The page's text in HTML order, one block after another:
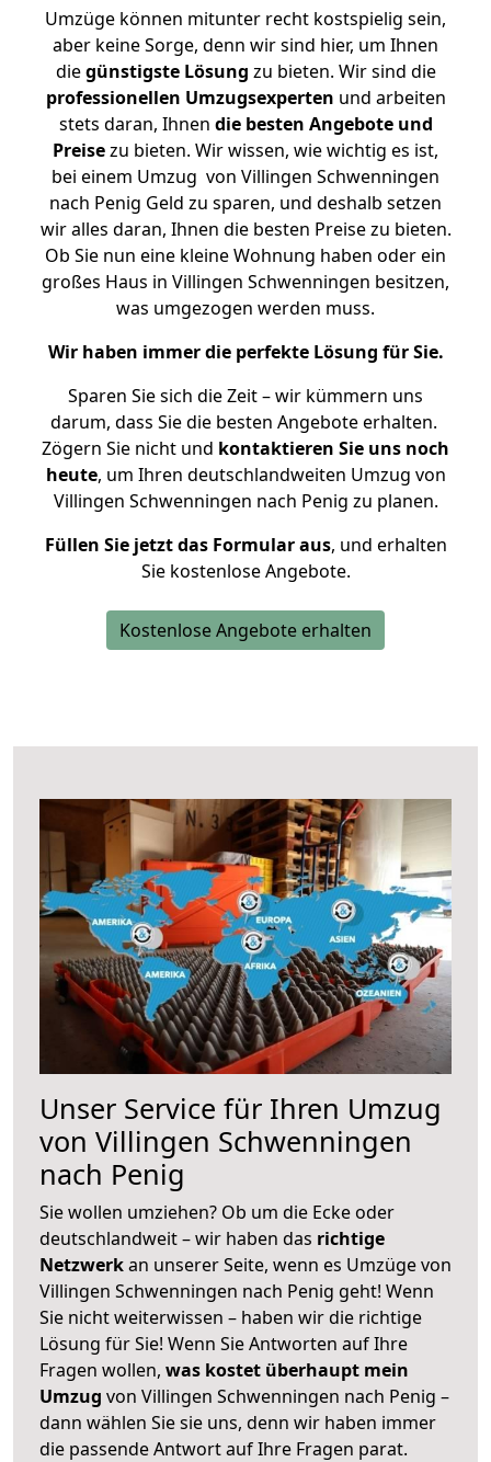
Umzüge können mitunter recht kostspielig sein,
aber keine Sorge, denn wir sind hier, um Ihnen
diegünstigste Lösung zu bieten. Wir sind die
professionellen Umzugsexperten und arbeiten
stets daran, Ihnen die besten Angebote und
Preisezu bieten. Wir wissen, wie wichtig es ist,
bei einem Umzug von Villingen Schwenningen
nach Penig Geld zu sparen, und deshalb setzen
wir alles daran, Ihnen die besten Preise zu bieten.
Ob Sie nun eine kleine Wohnung haben oder ein
großes Haus in Villingen Schwenningen besitzen,
was umgezogen werden muss.
Wir haben immer die perfekte Lösung für Sie.
Sparen Sie sich die Zeit – wir kümmern uns
darum, dass Sie die besten Angebote erhalten.
Zögern Sie nicht und kontaktieren Sie uns noch
heute, um Ihren deutschlandweiten Umzug von
Villingen Schwenningen nach Penig zu planen.
Füllen Sie jetzt das Formular aus, und erhalten
Sie kostenlose Angebote.
Kostenlose Angebote erhalten
Unser Service für Ihren Umzug
von Villingen Schwenningen
nach Penig
Sie wollen umziehen? Ob um die Ecke oder
deutschlandweit – wir haben das richtige
Netzwerkan unserer Seite, wenn es Umzüge von
Villingen Schwenningen nach Penig geht! Wenn
Sie nicht weiterwissen – haben wir die richtige
Lösung für Sie! Wenn Sie Antworten auf Ihre
Fragen wollen, was kostet überhaupt mein
Umzug von Villingen Schwenningen nach Penig –
dann wählen Sie sie uns, denn wir haben immer
die passende Antwort auf Ihre Fragen parat.